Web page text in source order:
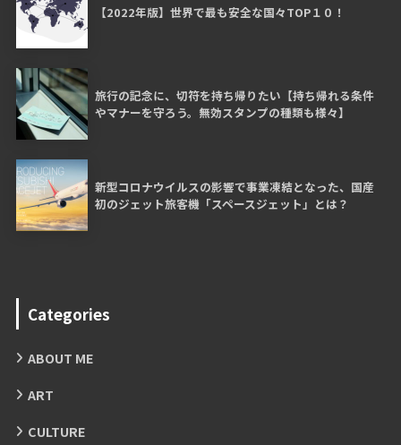
【2022年版】世界で最も安全な国々TOP１０！
旅行の記念に、切符を持ち帰りたい【持ち帰れる条件
やマナーを守ろう。無効スタンプの種類も様々】
新型コロナウイルスの影響で事業凍結となった、国産
初のジェット旅客機「スペースジェット」とは？
Categories
ABOUT ME
ART
CULTURE